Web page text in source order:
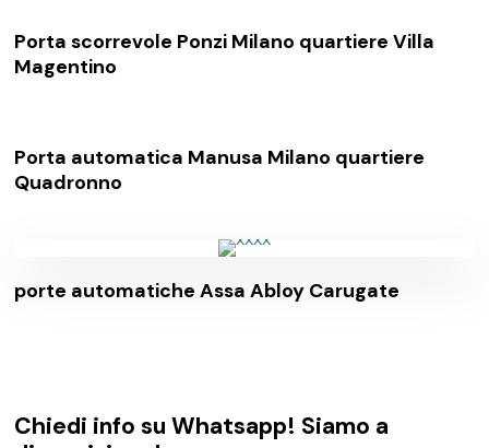
Porta scorrevole Ponzi Milano quartiere Villa
Magentino
Porta automatica Manusa Milano quartiere
Quadronno
porte automatiche Assa Abloy Carugate
Chiedi info su Whatsapp! Siamo a